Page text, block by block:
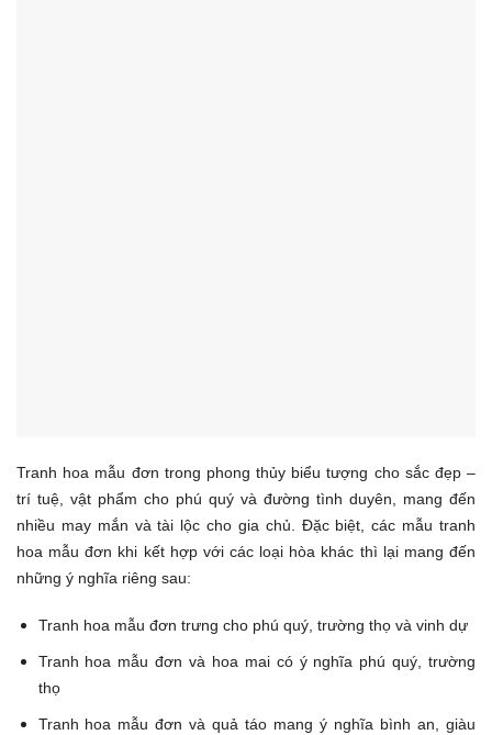
Tranh hoa mẫu đơn trong phong thủy biểu tượng cho sắc đẹp –
trí tuệ, vật phẩm cho phú quý và đường tình duyên, mang đến
nhiều may mắn và tài lộc cho gia chủ. Đặc biệt, các mẫu tranh
hoa mẫu đơn khi kết hợp với các loại hòa khác thì lại mang đến
những ý nghĩa riêng sau:
Tranh hoa mẫu đơn trưng cho phú quý, trường thọ và vinh dự
Tranh hoa mẫu đơn và hoa mai có ý nghĩa phú quý, trường
thọ
Tranh hoa mẫu đơn và quả táo mang ý nghĩa bình an, giàu